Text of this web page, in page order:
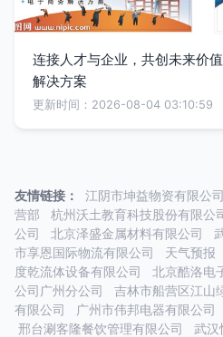
连接人才与企业，共创未来价
解决方案
更新时间：2026-08-04 03:10:59
友情链接： 江阴市坤益物资有限公司
营部
杭州沃土教育科技股份有限公
公司
北京泽盛金属材料有限公司
市享恩国际物流有限公司
天气预报
度乾流体设备有限公司
北京酷洛电
公司广州分公司
吉林市船营区江山
有限公司
广州市伟邦电器有限公司
邢台涮客隆餐饮管理有限公司
武汉